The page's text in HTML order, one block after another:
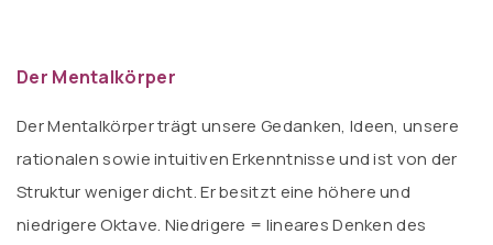
Der Mentalkörper
Der Mentalkörper trägt unsere Gedanken, Ideen, unsere
rationalen sowie intuitiven Erkenntnisse und ist von der
Struktur weniger dicht. Er besitzt eine höhere und
niedrigere Oktave. Niedrigere = lineares Denken des